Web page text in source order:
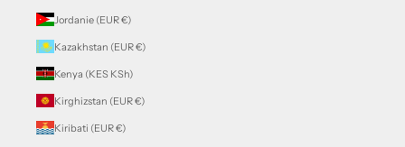
Jordanie (EUR €)
Kazakhstan (EUR €)
Kenya (KES KSh)
Kirghizstan (EUR €)
Kiribati (EUR €)